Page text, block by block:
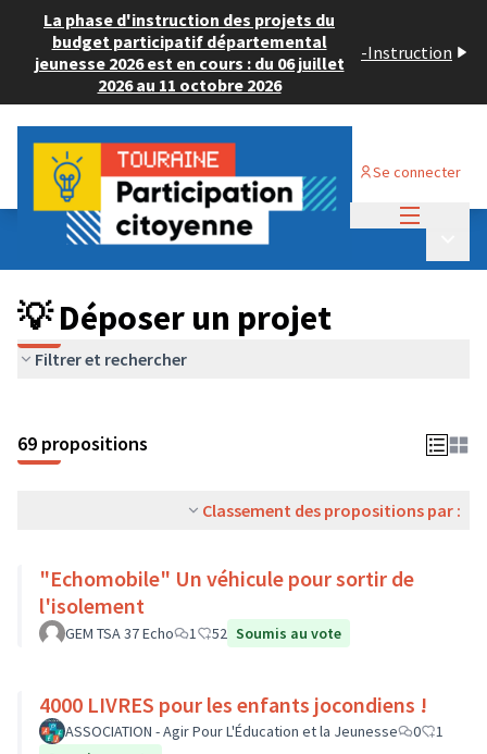
La phase d'instruction des projets du
budget participatif départemental
jeunesse 2026 est en cours : du 06 juillet
2026 au 11 octobre 2026
-Instruction
Se connecter
Budget Participatif ADULTE 2024
💡 Déposer un projet
💡 Déposer un projet
Filtrer et rechercher
69 propositions
Classement des propositions par :
"Echomobile" Un véhicule pour sortir de
l'isolement
GEM TSA 37 Echo 1 52 Soumis au vote
4000 LIVRES pour les enfants jocondiens !
ASSOCIATION - Agir Pour L'Éducation et la Jeunesse 0
1